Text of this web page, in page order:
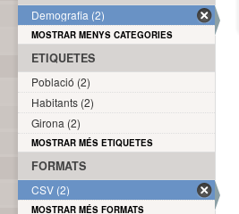
Demografia (2)
MOSTRAR MENYS CATEGORIES
ETIQUETES
Població (2)
Habitants (2)
Girona (2)
MOSTRAR MÉS ETIQUETES
FORMATS
CSV (2)
MOSTRAR MÉS FORMATS